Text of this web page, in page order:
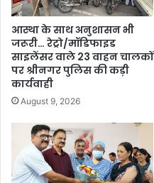
आस्था के साथ अनुशासन भी
जरूरी… रेट्रो/मॉडिफाइड
साइलेंसर वाले 23 वाहन चालकों
पर श्रीनगर पुलिस की कड़ी
कार्यवाही
August 9, 2026